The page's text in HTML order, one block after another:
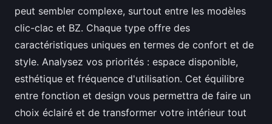
peut sembler complexe, surtout entre les modèles
clic-clac et BZ. Chaque type offre des
caractéristiques uniques en termes de confort et de
style. Analysez vos priorités : espace disponible,
esthétique et fréquence d'utilisation. Cet équilibre
entre fonction et design vous permettra de faire un
choix éclairé et de transformer votre intérieur tout